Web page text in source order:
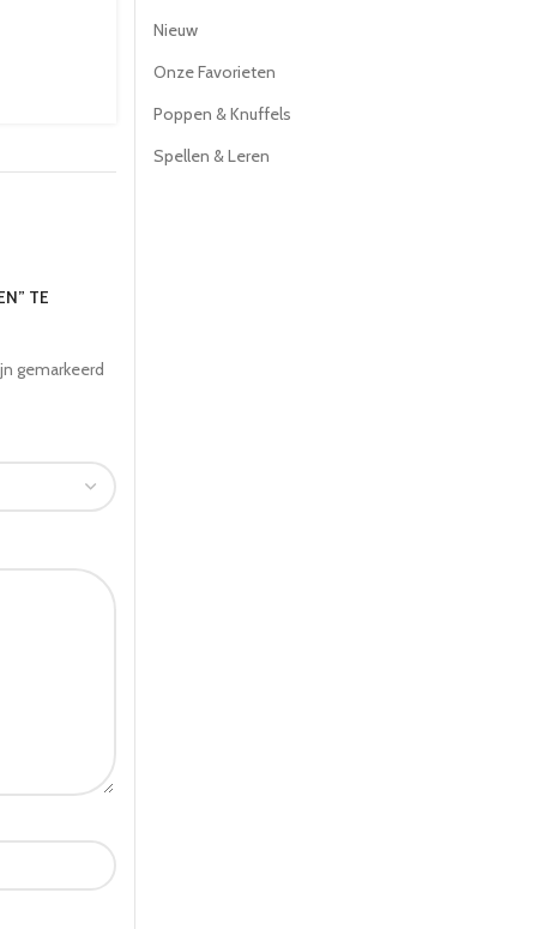
TE
gemarkeerd
Nieuw
Onze Favorieten
Poppen & Knuffels
Spellen & Leren